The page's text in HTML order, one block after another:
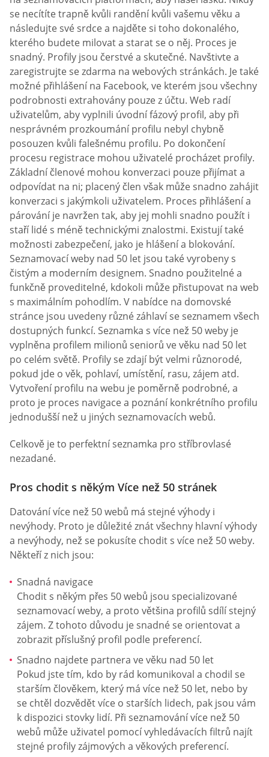
se necítíte trapně kvůli randění kvůli vašemu věku a
následujte své srdce a najděte si toho dokonalého,
kterého budete milovat a starat se o něj. Proces je
snadný. Profily jsou čerstvé a skutečné. Navštivte a
zaregistrujte se zdarma na webových stránkách. Je také
možné přihlášení na Facebook, ve kterém jsou všechny
podrobnosti extrahovány pouze z účtu. Web radí
uživatelům, aby vyplnili úvodní fázový profil, aby při
nesprávném prozkoumání profilu nebyl chybně
posouzen kvůli falešnému profilu. Po dokončení
procesu registrace mohou uživatelé procházet profily.
Základní členové mohou konverzaci pouze přijímat a
odpovídat na ni; placený člen však může snadno zahájit
konverzaci s jakýmkoli uživatelem. Proces přihlášení a
párování je navržen tak, aby jej mohli snadno použít i
staří lidé s méně technickými znalostmi. Existují také
možnosti zabezpečení, jako je hlášení a blokování.
Seznamovací weby nad 50 let jsou také vyrobeny s
čistým a moderním designem. Snadno použitelné a
funkčně proveditelné, kdokoli může přistupovat na web
s maximálním pohodlím. V nabídce na domovské
stránce jsou uvedeny různé záhlaví se seznamem všech
dostupných funkcí. Seznamka s více než 50 weby je
vyplněna profilem milionů seniorů ve věku nad 50 let
po celém světě. Profily se zdají být velmi různorodé,
pokud jde o věk, pohlaví, umístění, rasu, zájem atd.
Vytvoření profilu na webu je poměrně podrobné, a
proto je proces navigace a poznání konkrétního profilu
jednodušší než u jiných seznamovacích webů.
Celkově je to perfektní seznamka pro stříbrovlasé
nezadané.
Pros chodit s někým Více než 50 stránek
Datování více než 50 webů má stejné výhody i
nevýhody. Proto je důležité znát všechny hlavní výhody
a nevýhody, než se pokusíte chodit s více než 50 weby.
Někteří z nich jsou:
Snadná navigace
Chodit s někým přes 50 webů jsou specializované
seznamovací weby, a proto většina profilů sdílí stejný
zájem. Z tohoto důvodu je snadné se orientovat a
zobrazit příslušný profil podle preferencí.
Snadno najdete partnera ve věku nad 50 let
Pokud jste tím, kdo by rád komunikoval a chodil se
starším člověkem, který má více než 50 let, nebo by
se chtěl dozvědět více o starších lidech, pak jsou vám
k dispozici stovky lidí. Při seznamování více než 50
webů může uživatel pomocí vyhledávacích filtrů najít
stejné profily zájmových a věkových preferencí.